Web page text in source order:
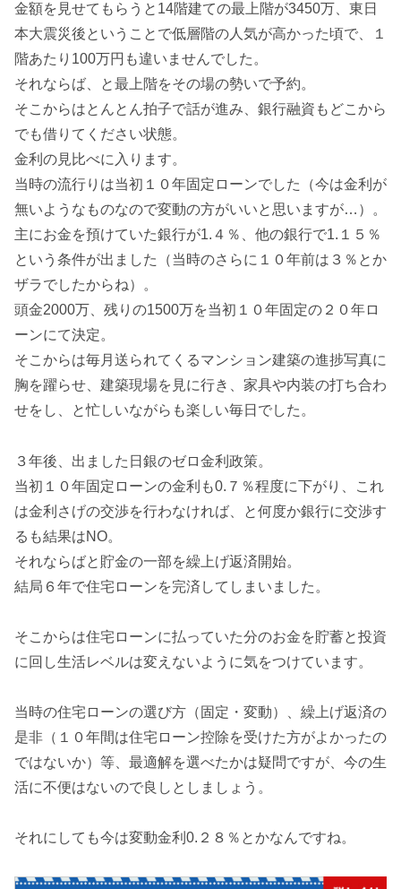
金額を見せてもらうと14階建ての最上階が3450万、東日
本大震災後ということで低層階の人気が高かった頃で、１
階あたり100万円も違いませんでした。
それならば、と最上階をその場の勢いで予約。
そこからはとんとん拍子で話が進み、銀行融資もどこから
でも借りてください状態。
金利の見比べに入ります。
当時の流行りは当初１０年固定ローンでした（今は金利が
無いようなものなので変動の方がいいと思いますが…）。
主にお金を預けていた銀行が1.４％、他の銀行で1.１５％
という条件が出ました（当時のさらに１０年前は３％とか
ザラでしたからね）。
頭金2000万、残りの1500万を当初１０年固定の２０年ロ
ーンにて決定。
そこからは毎月送られてくるマンション建築の進捗写真に
胸を躍らせ、建築現場を見に行き、家具や内装の打ち合わ
せをし、と忙しいながらも楽しい毎日でした。
３年後、出ました日銀のゼロ金利政策。
当初１０年固定ローンの金利も0.７％程度に下がり、これ
は金利さげの交渉を行わなければ、と何度か銀行に交渉す
るも結果はNO。
それならばと貯金の一部を繰上げ返済開始。
結局６年で住宅ローンを完済してしまいました。
そこからは住宅ローンに払っていた分のお金を貯蓄と投資
に回し生活レベルは変えないように気をつけています。
当時の住宅ローンの選び方（固定・変動）、繰上げ返済の
是非（１０年間は住宅ローン控除を受けた方がよかったの
ではないか）等、最適解を選べたかは疑問ですが、今の生
活に不便はないので良しとしましょう。
それにしても今は変動金利0.２８％とかなんですね。